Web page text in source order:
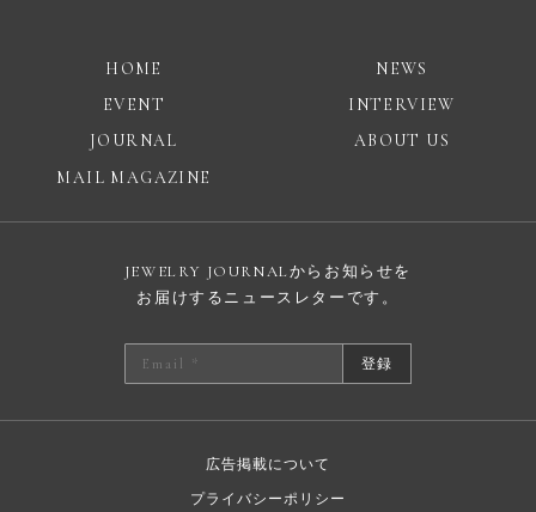
HOME
NEWS
EVENT
INTERVIEW
JOURNAL
ABOUT US
MAIL MAGAZINE
JEWELRY JOURNALからお知らせを
お届けするニュースレターです。
登録
広告掲載について
プライバシーポリシー